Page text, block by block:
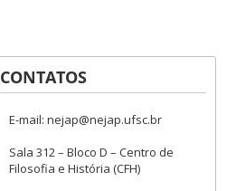
CONTATOS
E-mail: nejap@nejap.ufsc.br
Sala 312 – Bloco D – Centro de
Filosofia e História (CFH)